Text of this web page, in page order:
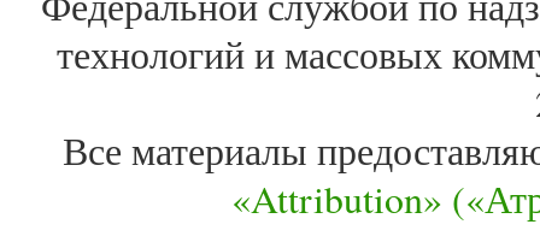
технологий и массовых
Все материалы
«Attribution»